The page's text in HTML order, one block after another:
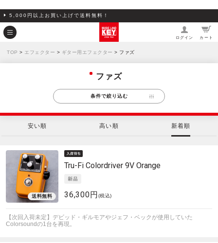
5,000円以上お買い上げで送料無料！
ログイン カート
TOP > エフェクター > ギター用エフェクター > ファズ
ファズ
条件で絞り込む
安い順 高い順 新着順
Tru-Fi Colordriver 9V Orange
36,300円 (税込)
【次回入荷未定】デビッド・ギルモアやジェフ・ベックが使用していた
Colorsoundの1台を再現。